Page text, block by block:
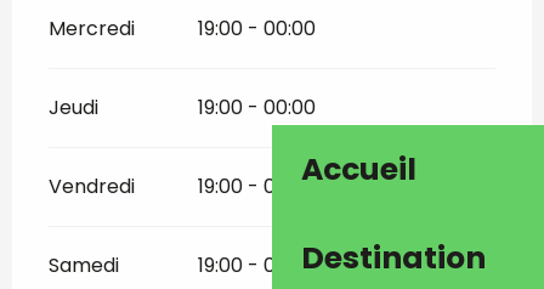
Accueil
Destination
Mercredi 19:00 - 00:00
Jeudi 19:00 - 00:00
Vendredi 19:00 - 00:00
Samedi 19:00 - 00:00